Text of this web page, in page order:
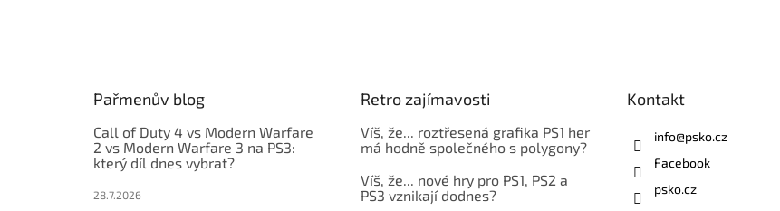
Pařmenův blog
Call of Duty 4 vs Modern Warfare
2 vs Modern Warfare 3 na PS3:
který díl dnes vybrat?
28.7.2026
Retro zajímavosti
Víš, že... roztřesená grafika PS1 her
má hodně společného s polygony?
Víš, že... nové hry pro PS1, PS2 a
PS3 vznikají dodnes?
Kontakt
info@psko.cz
Facebook
psko.cz